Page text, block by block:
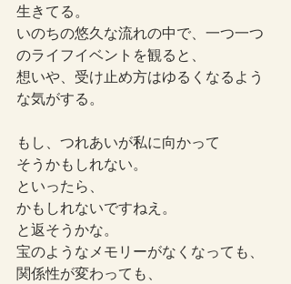
生きてる。
いのちの悠久な流れの中で、一つ一つ
のライフイベントを観ると、
想いや、受け止め方はゆるくなるよう
な気がする。
もし、つれあいが私に向かって
そうかもしれない。
といったら、
かもしれないですねえ。
と返そうかな。
宝のようなメモリーがなくなっても、
関係性が変わっても、